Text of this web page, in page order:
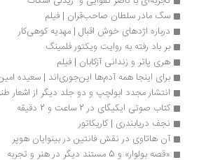
سگ مادر سلطان صاحب‌قران | فیلم
درباره اژدهای خوش اقبال | مهدیه کوهی‌کار
بر باد رفته به روایت ویکتور فلمینگ
هری پاتر و زندانی آزکابان | فیلم
برای اینجا همه آدم‌ها این‌جوری‌اند | سعیده امین‌زاده
انتشار مجدد ابولچپ و دو جلد دیگر از اشعار طنز امید
کتاب صوتی ایکیگای در 2 ساعت و 2 دقیقه
نجف دریابندری | کاریکاتور
آن هاتاوی در نقش فانتین در بینوایان هوپر
«قصه بولوار» و 5 مستند دیگر در هنر و تجربه